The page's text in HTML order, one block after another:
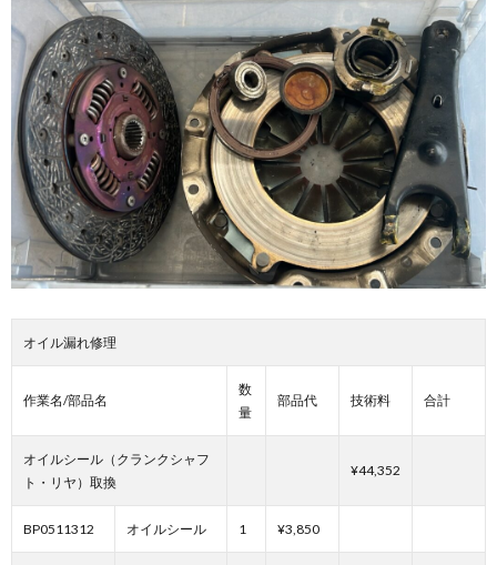
オイル漏れ修理
作業名/部品名
数
量
部品代 技術料 合計
オイルシール（クランクシャフ
ト・リヤ）取換
¥44,352
BP0511312 オイルシール 1 ¥3,850